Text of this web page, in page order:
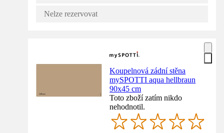
Nelze rezervovat
Koupelnová zádní stěna
mySPOTTI aqua hellbraun
90x45 cm
Toto zboží zatím nikdo
nehodnotil.